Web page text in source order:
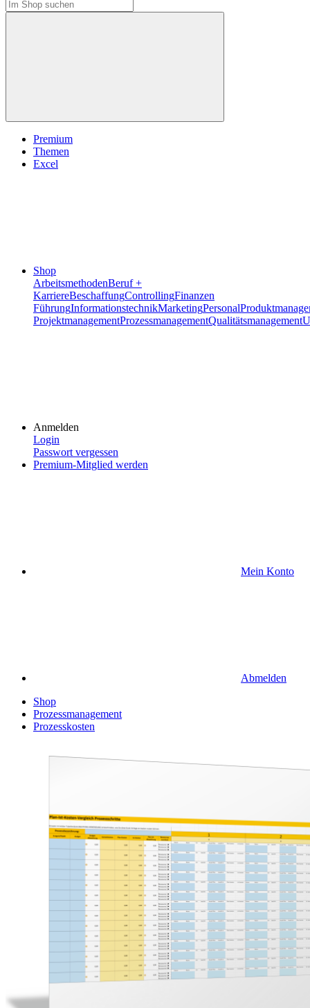
Premium
Themen
Excel
Shop
ArbeitsmethodenBeruf +
KarriereBeschaffungControllingFinanzen
FührungInformationstechnikMarketingPersonal
ProjektmanagementProzessmanagementQualitätsmanagement
Anmelden
Login
Passwort vergessen
Premium-Mitglied werden
Mein Konto
Abmelden
Shop
Prozessmanagement
Prozesskosten